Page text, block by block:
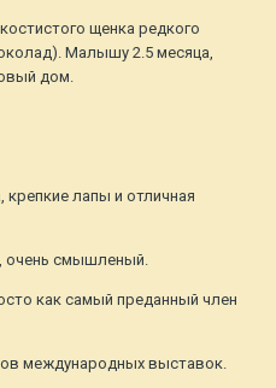
щенка редкого
Малышу 2.5 месяца,
дом.
лапы и отличная
очень смышленый.
как самый преданный член
международных выставок.